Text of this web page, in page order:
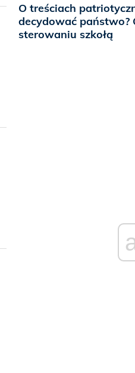
O treściach
decydować państwo?
sterowaniu szkołą